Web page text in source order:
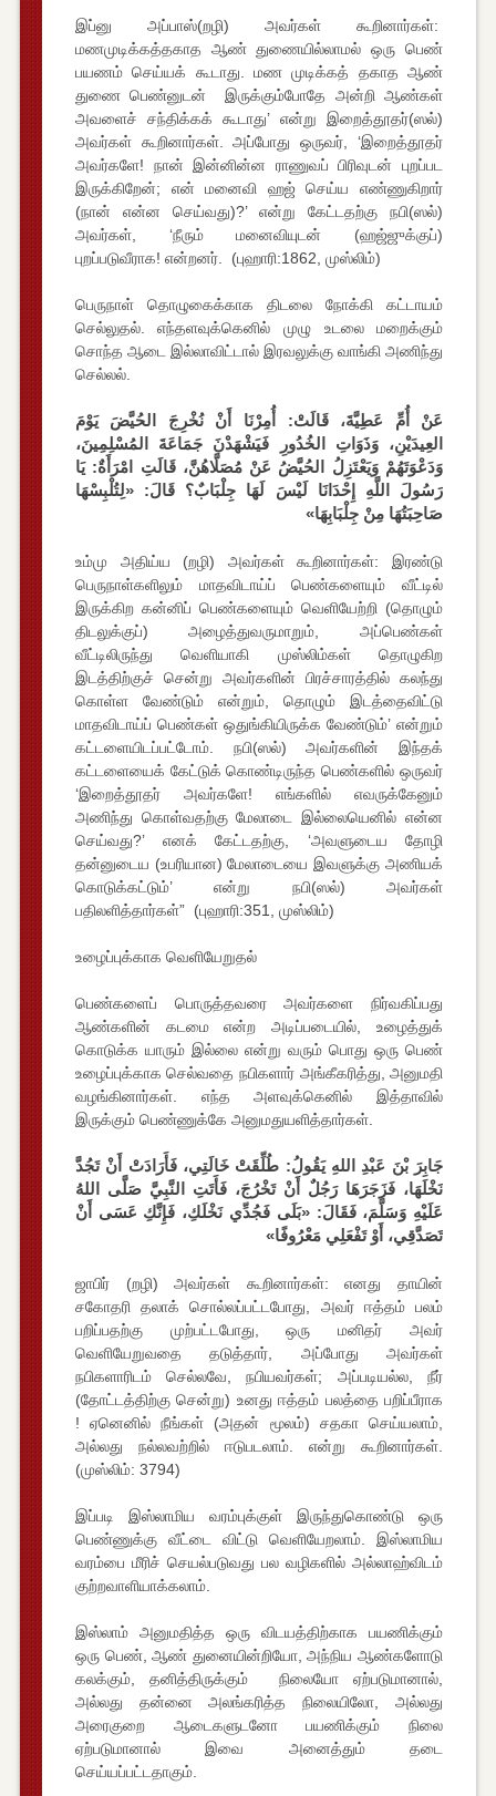
இப்னு அப்பாஸ்(றழி) அவர்கள் கூறினார்கள்:
மணமுடிக்கத்தகாத ஆண் துணையில்லாமல் ஒரு பெண்
பயணம் செய்யக் கூடாது. மண முடிக்கத் தகாத ஆண்
துணை பெண்னுடன் இருக்கும்போதே அன்றி ஆண்கள்
அவளைச் சந்திக்கக் கூடாது’ என்று இறைத்தூதர்(ஸல்)
அவர்கள் கூறினார்கள். அப்போது ஒருவர், ‘இறைத்தூதர்
அவர்களே! நான் இன்னின்ன ராணுவப் பிரிவுடன் புறப்பட
இருக்கிறேன்; என் மனைவி ஹஜ் செய்ய எண்ணுகிறார்
(நான் என்ன செய்வது)?’ என்று கேட்டதற்கு நபி(ஸல்)
அவர்கள், ‘நீரும் மனைவியுடன் (ஹஜ்ஜுக்குப்)
புறப்படுவீராக! என்றனர். (புஹாரி:1862, முஸ்லிம்)
பெருநாள் தொழுகைக்காக திடலை நோக்கி கட்டாயம்
செல்லுதல். எந்தளவுக்கெனில் முழு உடலை மறைக்கும்
சொந்த ஆடை இல்லாவிட்டால் இரவலுக்கு வாங்கி அணிந்து
செல்லல்.
عَنْ أُمِّ عَطِيَّةَ، قَالَتْ: أُمِرْنَا أَنْ نُخْرِجَ الحُيَّضَ يَوْمَ
العِيدَيْنِ، وَذَوَاتِ الخُدُورِ فَيَشْهَدْنَ جَمَاعَةَ المُسْلِمِينَ،
وَدَعْوَتَهُمْ وَيَعْتَزِلُ الحُيَّضُ عَنْ مُصَلَّاهُنَّ، قَالَتِ امْرَأَةٌ: يَا
رَسُولَ اللَّهِ إِحْدَانَا لَيْسَ لَهَا جِلْبَابٌ؟ قَالَ: «لِتُلْبِسْهَا
صَاحِبَتُهَا مِنْ جِلْبَابِهَا»
உம்மு அதிய்ய (றழி) அவர்கள் கூறினார்கள்: இரண்டு
பெருநாள்களிலும் மாதவிடாய்ப் பெண்களையும் வீட்டில்
இருக்கிற கன்னிப் பெண்களையும் வெளியேற்றி (தொழும்
திடலுக்குப்) அழைத்துவருமாறும், அப்பெண்கள்
வீட்டிலிருந்து வெளியாகி முஸ்லிம்கள் தொழுகிற
இடத்திற்குச் சென்று அவர்களின் பிரச்சாரத்தில் கலந்து
கொள்ள வேண்டும் என்றும், தொழும் இடத்தைவிட்டு
மாதவிடாய்ப் பெண்கள் ஒதுங்கியிருக்க வேண்டும்’ என்றும்
கட்டளையிடப்பட்டோம். நபி(ஸல்) அவர்களின் இந்தக்
கட்டளையைக் கேட்டுக் கொண்டிருந்த பெண்களில் ஒருவர்
‘இறைத்தூதர் அவர்களே! எங்களில் எவருக்கேனும்
அணிந்து கொள்வதற்கு மேலாடை இல்லையெனில் என்ன
செய்வது?’ எனக் கேட்டதற்கு, ‘அவளுடைய தோழி
தன்னுடைய (உபரியான) மேலாடையை இவளுக்கு அணியக்
கொடுக்கட்டும்’ என்று நபி(ஸல்) அவர்கள்
பதிலளித்தார்கள்” (புஹாரி:351, முஸ்லிம்)
உழைப்புக்காக வெளியேறுதல்
பெண்களைப் பொருத்தவரை அவர்களை நிர்வகிப்பது
ஆண்களின் கடமை என்ற அடிப்படையில், உழைத்துக்
கொடுக்க யாரும் இல்லை என்று வரும் பொது ஒரு பெண்
உழைப்புக்காக செல்வதை நபிகளார் அங்கீகரித்து, அனுமதி
வழங்கினார்கள். எந்த அளவுக்கெனில் இத்தாவில்
இருக்கும் பெண்ணுக்கே அனுமதுயளித்தார்கள்.
جَابِرَ بْنَ عَبْدِ اللهِ يَقُولُ: طُلِّقَتْ خَالَتِي، فَأَرَادَتْ أَنْ تَجُدَّ
نَخْلَهَا، فَزَجَرَهَا رَجُلٌ أَنْ تَخْرُجَ، فَأَتَتِ النَّبِيَّ صَلَّى اللهُ
عَلَيْهِ وَسَلَّمَ، فَقَالَ: «بَلَى فَجُدِّي نَخْلَكِ، فَإِنَّكِ عَسَى أَنْ
تَصَدَّقِي، أَوْ تَفْعَلِي مَعْرُوفًا»
ஜாபிர் (றழி) அவர்கள் கூறினார்கள்: எனது தாயின்
சகோதரி தலாக் சொல்லப்பட்டபோது, அவர் ஈத்தம் பலம்
பறிப்பதற்கு முற்பட்டபோது, ஒரு மனிதர் அவர்
வெளியேறுவதை தடுத்தார், அப்போது அவர்கள்
நபிகளாரிடம் செல்லவே, நபியவர்கள்; அப்படியல்ல, நீர்
(தோட்டத்திற்கு சென்று) உனது ஈத்தம் பலத்தை பறிப்பீராக
! ஏனெனில் நீங்கள் (அதன் மூலம்) சதகா செய்யலாம்,
அல்லது நல்லவற்றில் ஈடுபடலாம். என்று கூறினார்கள்.
(முஸ்லிம்: 3794)
இப்படி இஸ்லாமிய வரம்புக்குள் இருந்துகொண்டு ஒரு
பெண்ணுக்கு வீட்டை விட்டு வெளியேறலாம். இஸ்லாமிய
வரம்பை மீரிச் செயல்படுவது பல வழிகளில் அல்லாஹ்விடம்
குற்றவாளியாக்கலாம்.
இஸ்லாம் அனுமதித்த ஒரு விடயத்திற்காக பயணிக்கும்
ஒரு பெண், ஆண் துனையின்றியோ, அந்நிய ஆண்களோடு
கலக்கும், தனித்திருக்கும் நிலையோ ஏற்படுமானால்,
அல்லது தன்னை அலங்கரித்த நிலையிலோ, அல்லது
அரைகுறை ஆடைகளுடனோ பயணிக்கும் நிலை
ஏற்படுமானால் இவை அனைத்தும் தடை
செய்யப்பட்டதாகும்.